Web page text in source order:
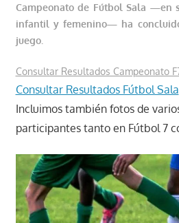
Campeonato de Fútbol Sala —en
infantil y femenino— ha
juego.
Consultar Resultados Campeonato
Consultar Resultados Fútbol Sala
Incluimos también fotos de
participantes tanto en Fútbol 7